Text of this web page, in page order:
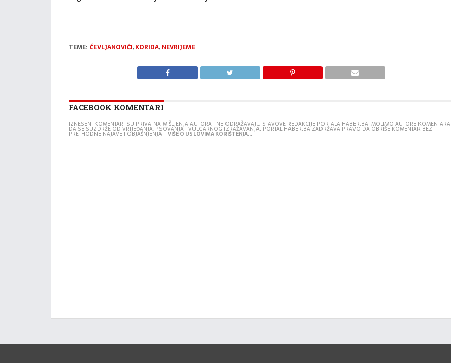
TEME: ČEVLJANOVIĆI, KORIDA, NEVRIJEME
FACEBOOK KOMENTARI
IZNESENI KOMENTARI SU PRIVATNA MIŠLJENJA AUTORA I NE ODRAŽAVAJU STAVOVE REDAKCIJE PORTALA HABER.BA. MOLIMO AUTORE KOMENTARA
DA SE SUZDRŽE OD VRIJEĐANJA, PSOVANJA I VULGARNOG IZRAŽAVANJA. PORTAL HABER.BA ZADRŽAVA PRAVO DA OBRIŠE KOMENTAR BEZ
PRETHODNE NAJAVE I OBJAŠNJENJA -VIŠE O USLOVIMA KORIŠTENJA...